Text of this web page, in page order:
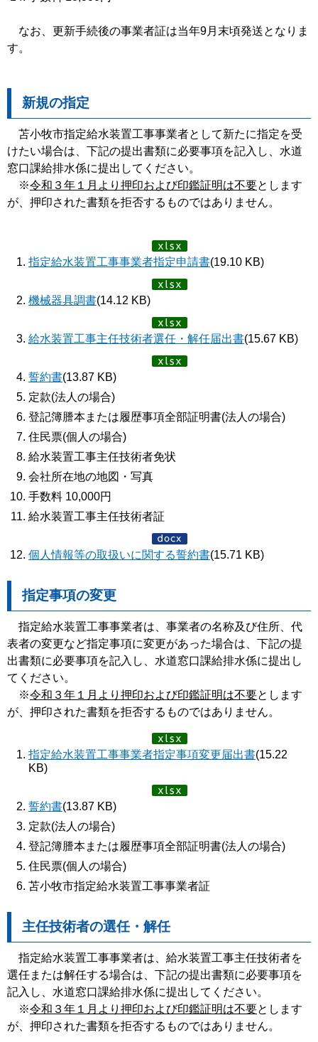
なお、更新手続後の事業者証は当年9月末頃発送となりま
す。
新規の指定
苫小牧市指定給水装置工事事業者として新たに指定を受
けたい場合は、下記の提出書類に必要事項を記入し、水道
窓口課給排水係に提出してください。
※令和３年１月より押印および印鑑証明は不要とします
が、押印された書類を拒否するものではありません。
指定給水装置工事事業者指定申請書(19.10 KB)
機械器具調書(14.12 KB)
給水装置工事主任技術者選任・解任届出書(15.67 KB)
誓約書(13.87 KB)
定款(法人の場合)
登記簿謄本または履歴事項全部証明書(法人の場合)
住民票(個人の場合)
給水装置工事主任技術者免状
会社所在地の地図・写真
手数料 10,000円
給水装置工事主任技術者証
個人情報等の取扱いに関する誓約書(15.71 KB)
指定事項の変更
指定給水装置工事事業者は、事業者の名称及び住所、代
表者の変更など指定事項に変更があった場合は、下記の提
出書類に必要事項を記入し、水道窓口課給排水係に提出し
てください。
※令和３年１月より押印および印鑑証明は不要とします
が、押印された書類を拒否するものではありません。
指定給水装置工事事業者指定事項変更届出書(15.22
KB)
誓約書(13.87 KB)
定款(法人の場合)
登記簿謄本または履歴事項全部証明書(法人の場合)
住民票(個人の場合)
苫小牧市指定給水装置工事事業者証
主任技術者の選任・解任
指定給水装置工事事業者は、給水装置工事主任技術者を
選任または解任する場合は、下記の提出書類に必要事項を
記入し、水道窓口課給排水係に提出してください。
※令和３年１月より押印および印鑑証明は不要とします
が、押印された書類を拒否するものではありません。